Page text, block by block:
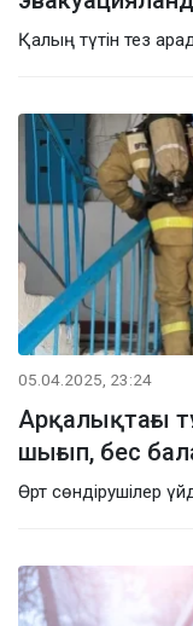
Қалың түтін тез
05.04.2025, 23:24
Арқалықтағы
шығып, бес
Өрт сөндірушілер